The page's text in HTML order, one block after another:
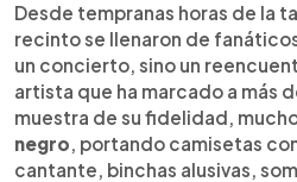
Desde tempranas horas de la
recinto se llenaron de
un concierto, sino un
artista que ha marcado a más
muestra de su fidelidad,
negro, portando camisetas
cantante, binchas alusivas,